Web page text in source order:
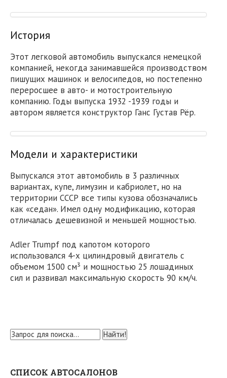
История
Этот легковой автомобиль выпускался немецкой
компанией, некогда занимавшейся производством
пишущих машинок и велосипедов, но постепенно
переросшее в авто- и мотостроительную
компанию. Годы выпуска 1932 -1939 годы и
автором является конструктор Ганс Густав Рёр.
Модели и характеристики
Выпускался этот автомобиль в 3 различных
вариантах, купе, лимузин и кабриолет, но на
территории СССР все типы кузова обозначались
как «седан». Имел одну модификацию, которая
отличалась дешевизной и меньшей мощностью.
Adler Trumpf под капотом которого
использовался 4-х цилиндровый двигатель с
объемом 1500 см³ и мощностью 25 лошадиных
сил и развивал максимальную скорость 90 км/ч.
СПИСОК АВТОСАЛОНОВ